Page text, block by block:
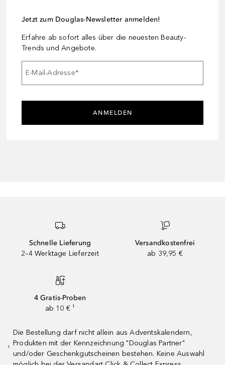
Jetzt zum Douglas-Newsletter anmelden!
Erfahre ab sofort alles über die neuesten Beauty-
Trends und Angebote.
E-Mail-Adresse*
ANMELDEN
Schnelle Lieferung
2–4 Werktage Lieferzeit
Versandkostenfrei
ab 39,95 €
4 Gratis-Proben
ab 10 € ¹
¹
Die Bestellung darf nicht allein aus Adventskalendern,
Produkten mit der Kennzeichnung "Douglas Partner"
und/oder Geschenkgutscheinen bestehen. Keine Auswahl